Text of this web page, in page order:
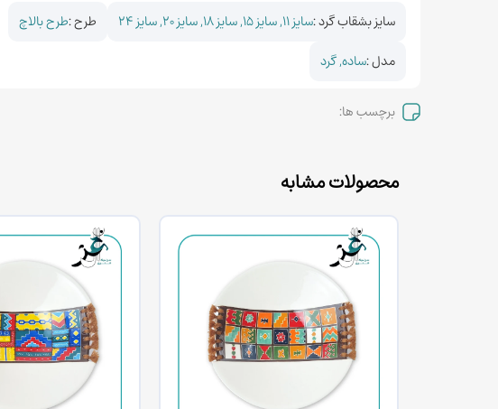
سایز بشقاب گرد :سایز 11, سایز 15, سایز 18, سایز 20, سایز 24 طرح :طرح بالاچ
مدل :ساده, گرد
برچسب ها:
محصولات مشابه